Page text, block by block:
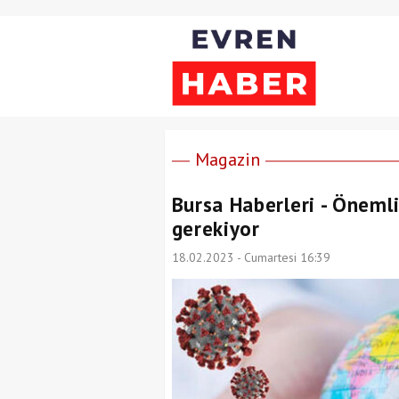
Magazin
Bursa Haberleri -
gerekiyor
18.02.2023 - Cumartesi 16:39